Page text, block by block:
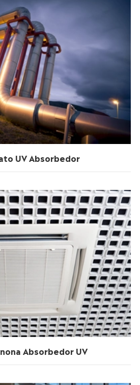
UV Absorbedor
Absorbedor UV